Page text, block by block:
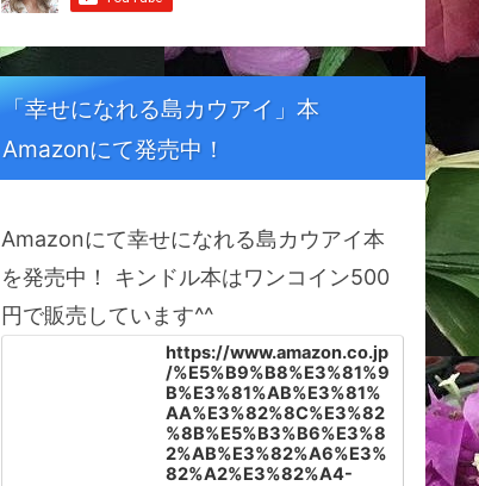
「幸せになれる島カウアイ」本
Amazonにて発売中！
Amazonにて幸せになれる島カウアイ本
を発売中！ キンドル本はワンコイン500
円で販売しています^^
https://www.amazon.co.jp
/%E5%B9%B8%E3%81%9
B%E3%81%AB%E3%81%
AA%E3%82%8C%E3%82
%8B%E5%B3%B6%E3%8
2%AB%E3%82%A6%E3%
82%A2%E3%82%A4-